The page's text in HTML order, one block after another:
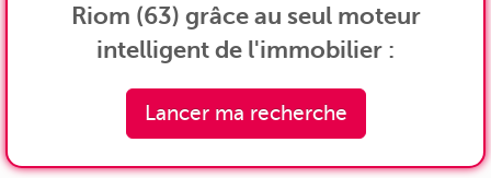
Riom (63) grâce au seul moteur
intelligent de l'immobilier :
Lancer ma recherche